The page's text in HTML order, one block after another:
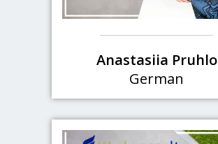
Anastasiia Pruhlo
German